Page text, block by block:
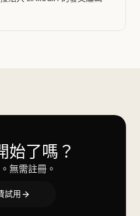
始了嗎？
無需註冊。
試用